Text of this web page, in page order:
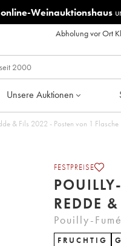
online-Weinauktionshaus
Abholung vor Ort
Unsere Auktionen
Pouilly-Fumé Les Toupées Michel Redde & Fils 2022 - Posten von 1 Flasche
FESTPREISE
Pouilly-
FRUCHTIG